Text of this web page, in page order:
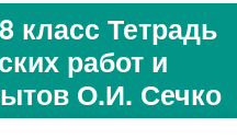
класс Тетрадь
работ и
О.И. Сечко